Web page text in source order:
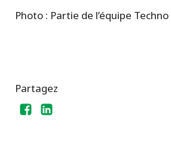
Photo : Partie de l’équipe
Partagez